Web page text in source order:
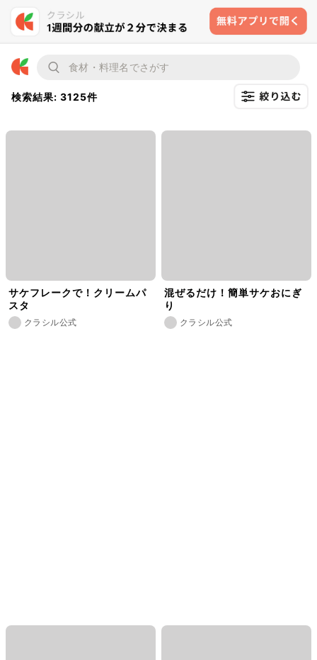
検索結果: 3125件
サケフレークで！クリームパ
スタ
クラシル公式
混ぜるだけ！簡単サケおにぎ
り
クラシル公式